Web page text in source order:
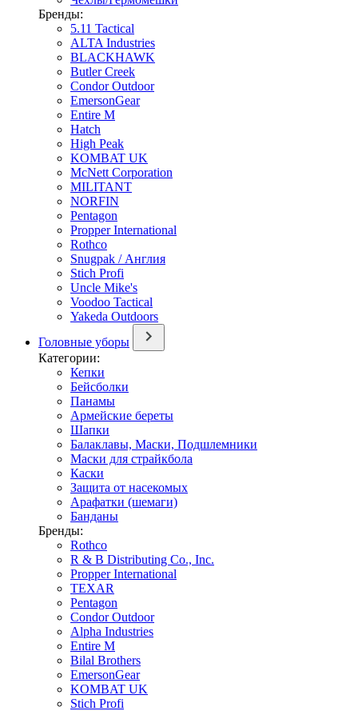
Бренды:
5.11 Tactical
ALTA Industries
BLACKHAWK
Butler Creek
Condor Outdoor
EmersonGear
Entire M
Hatch
High Peak
KOMBAT UK
McNett Corporation
MILITANT
NORFIN
Pentagon
Propper International
Rothco
Snugpak / Англия
Stich Profi
Uncle Mike's
Voodoo Tactical
Yakeda Outdoors
Головные уборы
Категории:
Кепки
Бейсболки
Панамы
Армейские береты
Шапки
Балаклавы, Маски, Подшлемники
Маски для страйкбола
Каски
Защита от насекомых
Арафатки (шемаги)
Банданы
Бренды:
Rothco
R & B Distributing Co., Inc.
Propper International
TEXAR
Pentagon
Condor Outdoor
Alpha Industries
Entire M
Bilal Brothers
EmersonGear
KOMBAT UK
Stich Profi